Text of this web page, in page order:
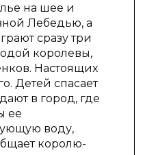
на шее и
Лебедью, а
сразу три
королевы,
Настоящих
Детей спасает
в город, где
ее
воду,
королю-